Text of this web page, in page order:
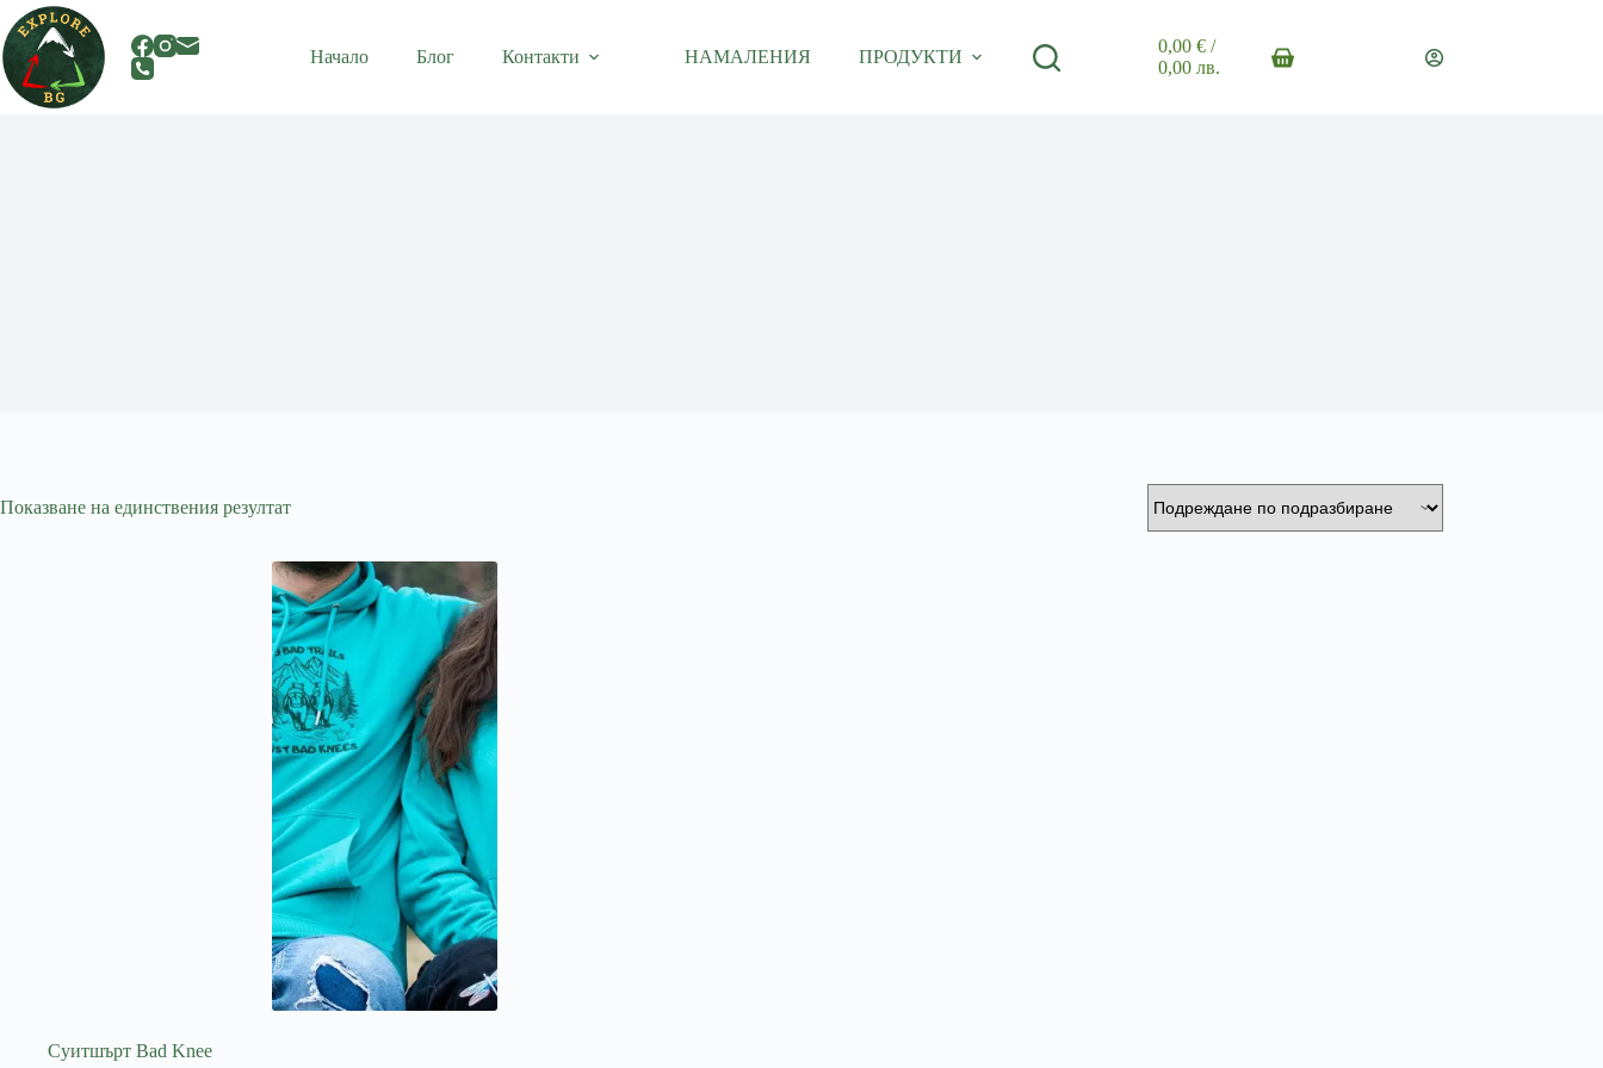
Skip
to
content
Начало Блог Контакти НАМАЛЕНИЯ ПРОДУКТИ
Shopping
0,00 €/
0,00 лв.
Показване на единствения резултат
Суитшърт Bad Knee